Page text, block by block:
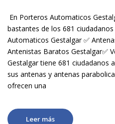
En Porteros Automaticos
bastantes de los 681
Automaticos Gestalgar ✅
Antenistas Baratos Gestalgar✅
Gestalgar tiene 681 ciudadanos
sus antenas y antenas
ofrecen una
Leer más